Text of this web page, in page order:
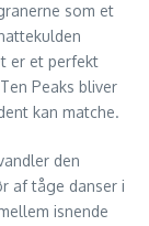
som et
er et perfekt
Peaks bliver
kan matche.
den
af tåge danser i
isnende